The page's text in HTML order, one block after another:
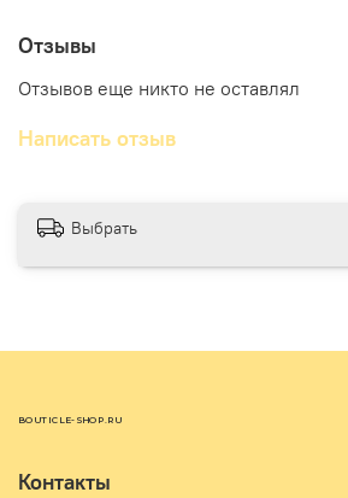
Отзывы
Отзывов еще никто не оставлял
Написать отзыв
Выбрать
BOUTICLE-SHOP.RU
Контакты